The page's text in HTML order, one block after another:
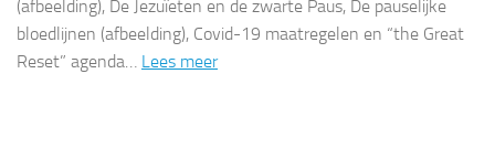
(afbeelding), De Jezuïeten en de zwarte Paus, De pauselijke
bloedlijnen (afbeelding), Covid-19 maatregelen en “the Great
Reset” agenda… Lees meer